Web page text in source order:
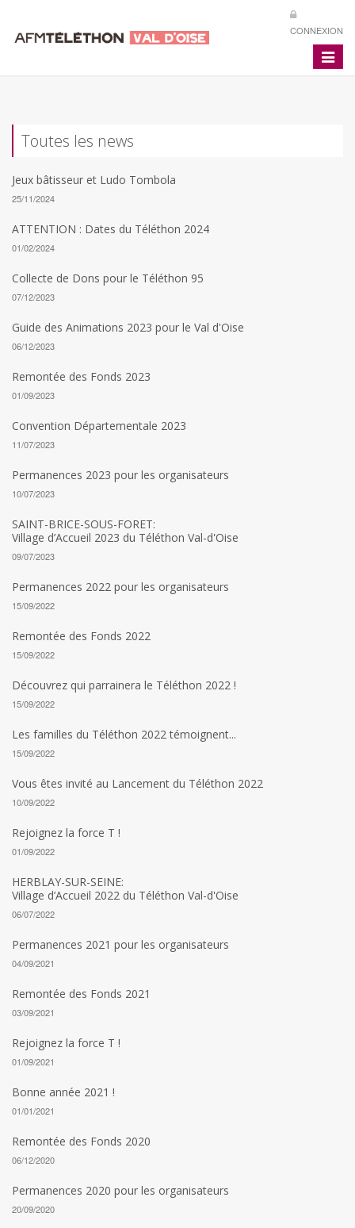
CONNEXION
Toggle
Toutes les news
Jeux bâtisseur et Ludo Tombola
25/11/2024
ATTENTION : Dates du Téléthon 2024
01/02/2024
Collecte de Dons pour le Téléthon 95
07/12/2023
Guide des Animations 2023 pour le Val d'Oise
06/12/2023
Remontée des Fonds 2023
01/09/2023
Convention Départementale 2023
11/07/2023
Permanences 2023 pour les organisateurs
10/07/2023
SAINT-BRICE-SOUS-FORET:
Village d’Accueil 2023 du Téléthon Val-d'Oise
09/07/2023
Permanences 2022 pour les organisateurs
15/09/2022
Remontée des Fonds 2022
15/09/2022
Découvrez qui parrainera le Téléthon 2022 !
15/09/2022
Les familles du Téléthon 2022 témoignent...
15/09/2022
Vous êtes invité au Lancement du Téléthon 2022
10/09/2022
Rejoignez la force T !
01/09/2022
HERBLAY-SUR-SEINE:
Village d’Accueil 2022 du Téléthon Val-d'Oise
06/07/2022
Permanences 2021 pour les organisateurs
04/09/2021
Remontée des Fonds 2021
03/09/2021
Rejoignez la force T !
01/09/2021
Bonne année 2021 !
01/01/2021
Remontée des Fonds 2020
06/12/2020
Permanences 2020 pour les organisateurs
20/09/2020